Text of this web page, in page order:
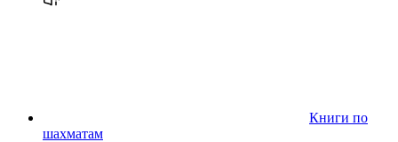
Книги по
шахматам